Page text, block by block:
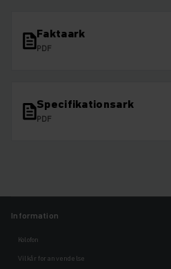
Faktaark
PDF
Specifikationsark
PDF
Information
Kolofon
Vilkår for anvendelse